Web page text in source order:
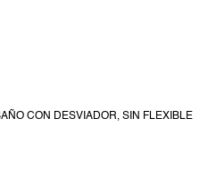
CON DESVIADOR, SIN FLEXIBLE